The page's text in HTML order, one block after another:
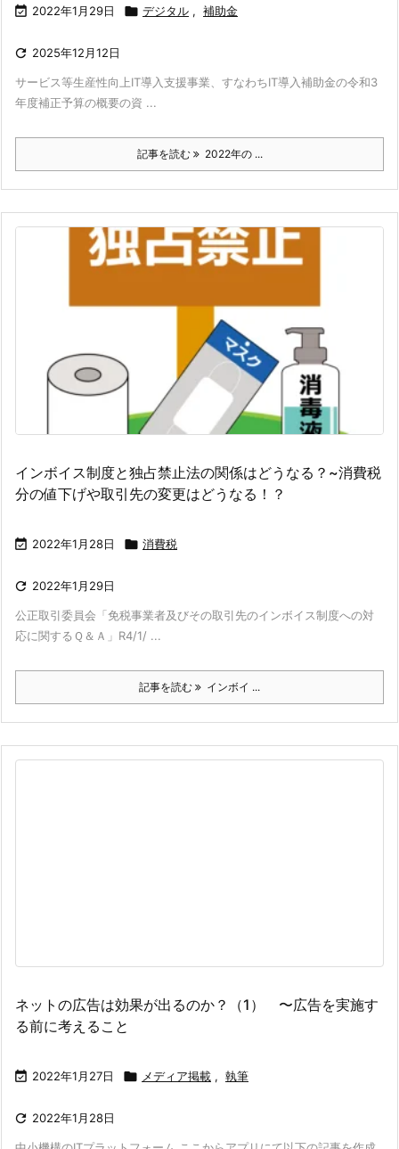
 2022年1月29日  デジタル , 補助金
 2025年12月12日
サービス等生産性向上IT導入支援事業、すなわちIT導入補助金の令和3
年度補正予算の概要の資 ...
記事を読む 2022年の ...
インボイス制度と独占禁止法の関係はどうなる？~消費税
分の値下げや取引先の変更はどうなる！？
 2022年1月28日  消費税
 2022年1月29日
公正取引委員会「免税事業者及びその取引先のインボイス制度への対
応に関するＱ＆Ａ」R4/1/ ...
記事を読む インボイ ...
ネットの広告は効果が出るのか？（1） 〜広告を実施す
る前に考えること
 2022年1月27日  メディア掲載 , 執筆
 2022年1月28日